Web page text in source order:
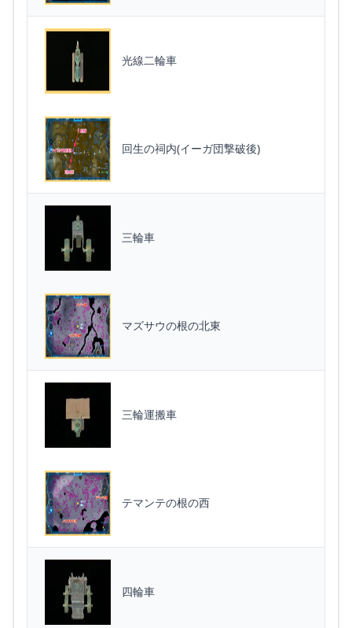
光線二輪車
回生の祠内(イーガ団撃破後)
三輪車
マズサウの根の北東
三輪運搬車
テマンテの根の西
四輪車